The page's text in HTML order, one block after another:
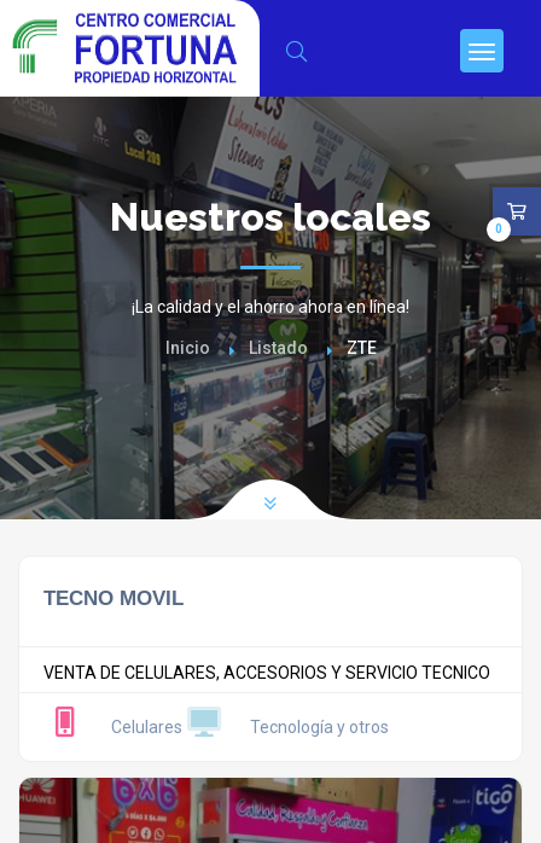
Nuestros locales
¡La calidad y el ahorro ahora en línea!
Inicio Listado ZTE
TECNO MOVIL
VENTA DE CELULARES, ACCESORIOS Y SERVICIO TECNICO
Celulares Tecnología y otros
0